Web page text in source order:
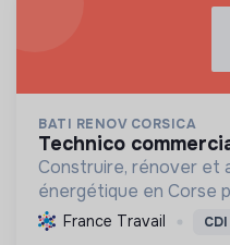
BATI RENOV CORSICA
technico
Construire, rénover et
énergétique en Corse
(solaire, isolation,
matériel. Labellisée RGE.
France Travail CDI